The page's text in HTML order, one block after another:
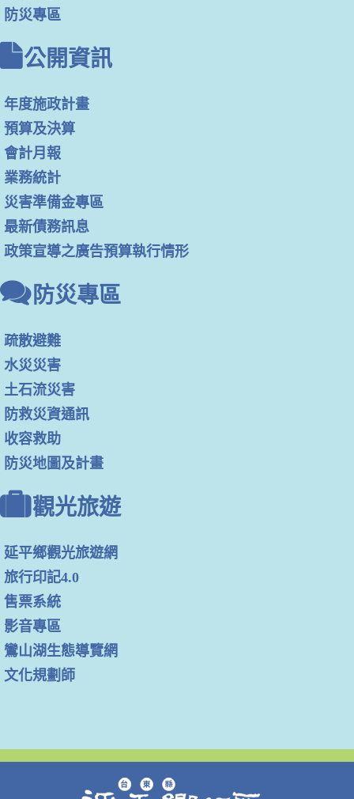
防災專區
公開資訊
年度施政計畫
預算及決算
會計月報
業務統計
災害準備金專區
最新債務訊息
政策宣導之廣告預算執行情形
防災專區
疏散避難
水災災害
土石流災害
防救災資通訊
收容救助
防災地圖及計畫
觀光旅遊
延平鄉觀光旅遊網
旅行印記4.0
售票系統
影音專區
鸞山湖生態導覽網
文化規劃師